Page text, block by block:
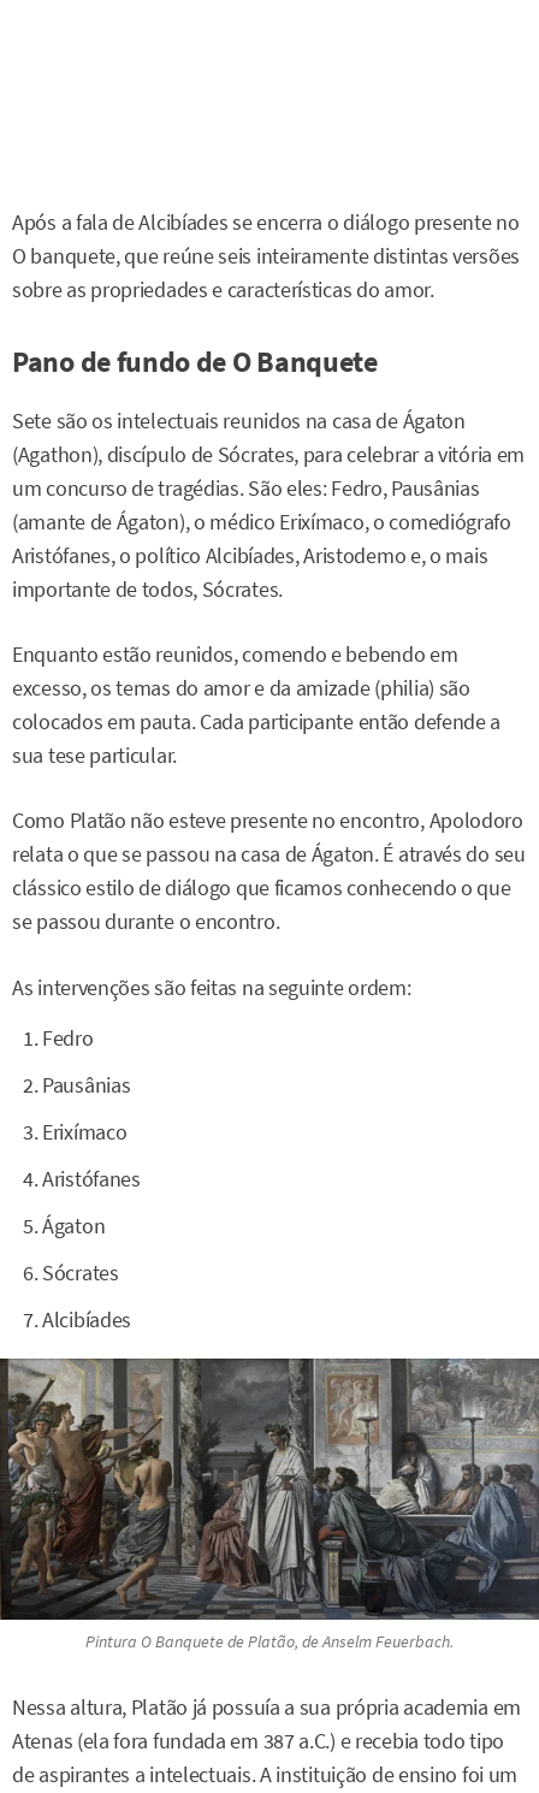
Após a fala de Alcibíades se encerra o diálogo presente no
O banquete, que reúne seis inteiramente distintas versões
sobre as propriedades e características do amor.
Pano de fundo de O Banquete
Sete são os intelectuais reunidos na casa de Ágaton
(Agathon), discípulo de Sócrates, para celebrar a vitória em
um concurso de tragédias. São eles: Fedro, Pausânias
(amante de Ágaton), o médico Erixímaco, o comediógrafo
Aristófanes, o político Alcibíades, Aristodemo e, o mais
importante de todos, Sócrates.
Enquanto estão reunidos, comendo e bebendo em
excesso, os temas do amor e da amizade (philia) são
colocados em pauta. Cada participante então defende a
sua tese particular.
Como Platão não esteve presente no encontro, Apolodoro
relata o que se passou na casa de Ágaton. É através do seu
clássico estilo de diálogo que ficamos conhecendo o que
se passou durante o encontro.
As intervenções são feitas na seguinte ordem:
Fedro
Pausânias
Erixímaco
Aristófanes
Ágaton
Sócrates
Alcibíades
Pintura O Banquete de Platão, de Anselm Feuerbach.
Nessa altura, Platão já possuía a sua própria academia em
Atenas (ela fora fundada em 387 a.C.) e recebia todo tipo
de aspirantes a intelectuais. A instituição de ensino foi um